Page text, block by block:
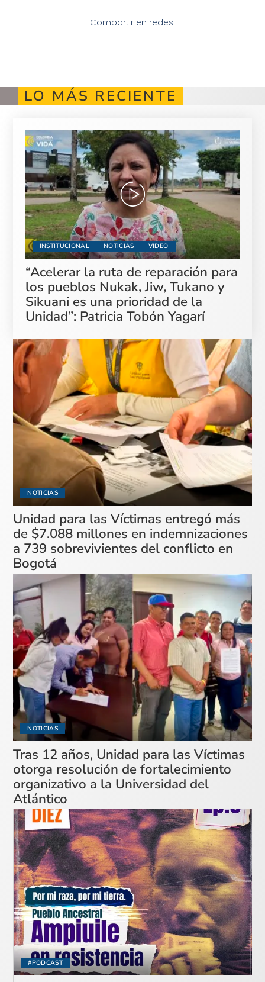
Compartir en redes:
LO MÁS RECIENTE
INSTITUCIONAL NOTICIAS VIDEO
“Acelerar la ruta de reparación para
los pueblos Nukak, Jiw, Tukano y
Sikuani es una prioridad de la
Unidad”: Patricia Tobón Yagarí
NOTICIAS
Unidad para las Víctimas entregó más
de $7.088 millones en indemnizaciones
a 739 sobrevivientes del conflicto en
Bogotá
NOTICIAS
Tras 12 años, Unidad para las Víctimas
otorga resolución de fortalecimiento
organizativo a la Universidad del
Atlántico
#PODCAST